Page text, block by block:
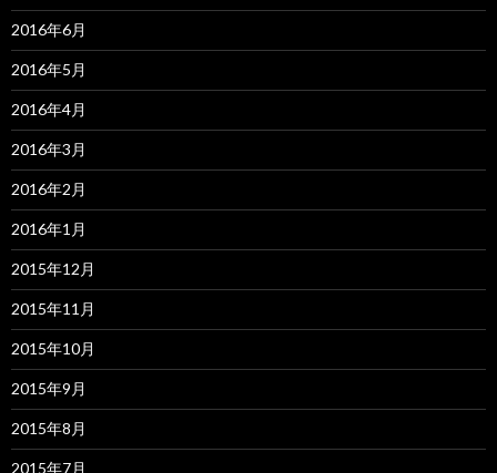
2016年6月
2016年5月
2016年4月
2016年3月
2016年2月
2016年1月
2015年12月
2015年11月
2015年10月
2015年9月
2015年8月
2015年7月